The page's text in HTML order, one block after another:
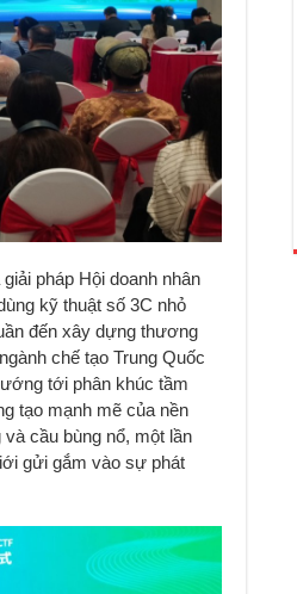
pháp Hội doanh nhân
kỹ thuật số 3C nhỏ
đến xây dựng thương
chế tạo Trung Quốc
tới phân khúc tầm
tạo mạnh mẽ của nền
cầu bùng nổ, một lần
gửi gắm vào sự phát